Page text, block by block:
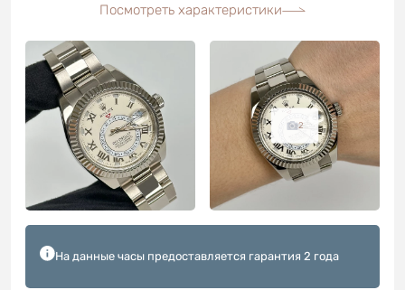
Посмотреть характеристики
2
На данные часы предоставляется гарантия 2 года